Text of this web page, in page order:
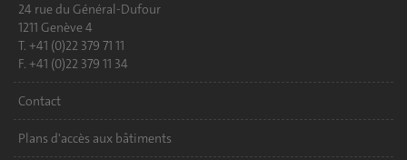
24 rue du Général-Dufour
1211 Genève 4
T. +41 (0)22 379 71 11
F. +41 (0)22 379 11 34
Contact
Plans d'accès aux bâtiments